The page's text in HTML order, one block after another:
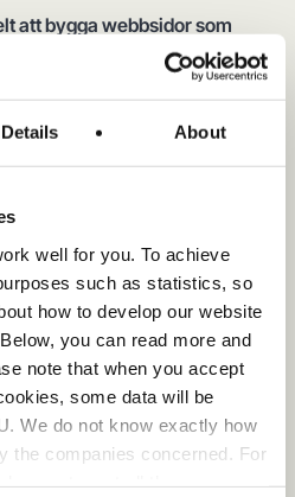
Details About
well for you. To achieve
such as statistics, so
how to develop our website
you can read more and
note that when you accept
some data will be
We do not know exactly how
the companies concerned. For
att bygga webbsidor som
i mobilen. Plattformen har
enligt branschstandard,
att
och mobila enheter.​ För att
dig trygg har verktyget även
som följer branschstandard för
att prata möjligheter!